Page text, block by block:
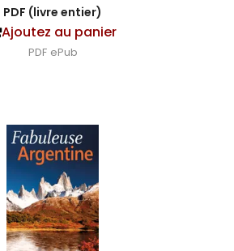
PDF (livre entier)
Ajoutez au panier
PDF ePub